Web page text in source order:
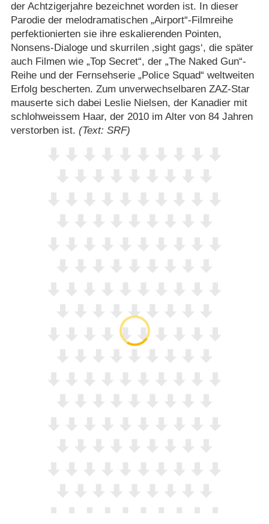
der Achtzigerjahre bezeichnet worden ist. In dieser
Parodie der melodramatischen „Airport“-Filmreihe
perfektionierten sie ihre eskalierenden Pointen,
Nonsens-Dialoge und skurrilen ‚sight gags‘, die später
auch Filmen wie „Top Secret“, der „The Naked Gun“-
Reihe und der Fernsehserie „Police Squad“ weltweiten
Erfolg bescherten. Zum unverwechselbaren ZAZ-Star
mauserte sich dabei Leslie Nielsen, der Kanadier mit
schlohweissem Haar, der 2010 im Alter von 84 Jahren
verstorben ist. (Text: SRF)